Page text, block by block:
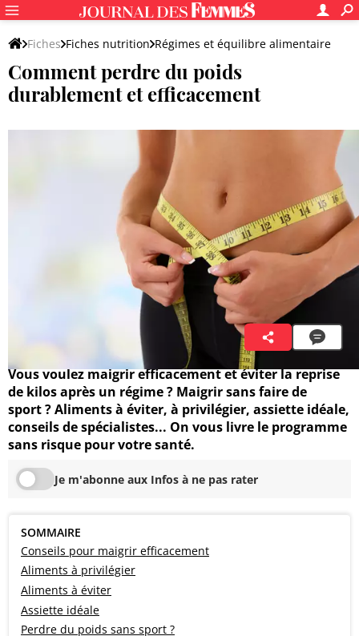
Fiches Fiches nutrition Régimes et équilibre alimentaire
Comment perdre du poids
durablement et efficacement
Dr Claire Lewandowski
17 juillet 2025 01:55
Vous voulez maigrir efficacement et éviter la reprise
de kilos après un régime ? Maigrir sans faire de
sport ? Aliments à éviter, à privilégier, assiette idéale,
conseils de spécialistes... On vous livre le programme
sans risque pour votre santé.
Je m'abonne aux Infos à ne pas rater
SOMMAIRE
Conseils pour maigrir efficacement
Aliments à privilégier
Aliments à éviter
Assiette idéale
Perdre du poids sans sport ?